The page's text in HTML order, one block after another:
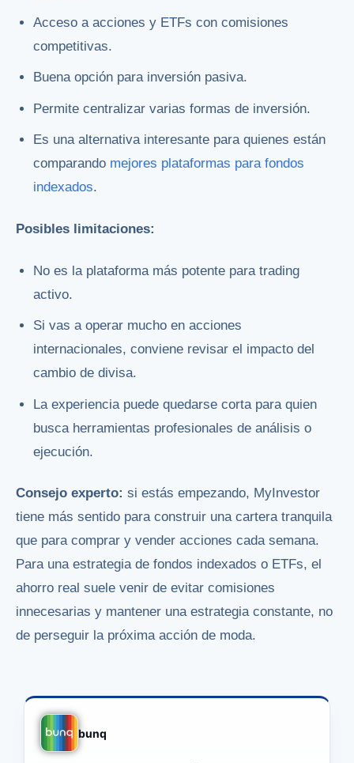
Acceso a acciones y ETFs con comisiones
competitivas.
Buena opción para inversión pasiva.
Permite centralizar varias formas de inversión.
Es una alternativa interesante para quienes están
comparando mejores plataformas para fondos
indexados.
Posibles limitaciones:
No es la plataforma más potente para trading
activo.
Si vas a operar mucho en acciones
internacionales, conviene revisar el impacto del
cambio de divisa.
La experiencia puede quedarse corta para quien
busca herramientas profesionales de análisis o
ejecución.
Consejo experto: si estás empezando, MyInvestor
tiene más sentido para construir una cartera tranquila
que para comprar y vender acciones cada semana.
Para una estrategia de fondos indexados o ETFs, el
ahorro real suele venir de evitar comisiones
innecesarias y mantener una estrategia constante, no
de perseguir la próxima acción de moda.
bunq